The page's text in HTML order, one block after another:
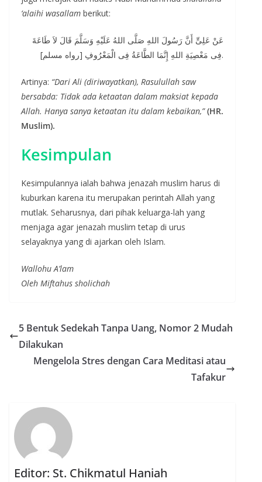
‘alaihi wasallam berikut:
عَنْ عَلِىٍّ أَنَّ رَسُولَ اللهِ صَلَّى اللهُ عَلَيْهِ وَسَلَّمَ قَالَ لاَ طَاعَةَ
فِى مَعْصِيَةِ اللهِ إِنَّمَا الطَّاعَةُ فِى الْمَعْرُوفِ [رواه مسلم].
Artinya: “Dari Ali (diriwayatkan), Rasulullah saw
bersabda: Tidak ada ketaatan dalam maksiat kepada
Allah. Hanya sanya ketaatan itu dalam kebaikan,”(HR.
Muslim).
Kesimpulan
Kesimpulannya ialah bahwa jenazah muslim harus di
kuburkan karena itu merupakan perintah Allah yang
mutlak. Seharusnya, dari pihak keluarga-lah yang
menjaga agar jenazah muslim tetap di urus
selayaknya yang di ajarkan oleh Islam.
Wallohu A’lam
Oleh Miftahus sholichah
5 Bentuk Sedekah Tanpa Uang, Nomor 2 Mudah
Dilakukan
Mengelola Stres dengan Cara Meditasi atau
Tafakur
Editor: St. Chikmatul Haniah